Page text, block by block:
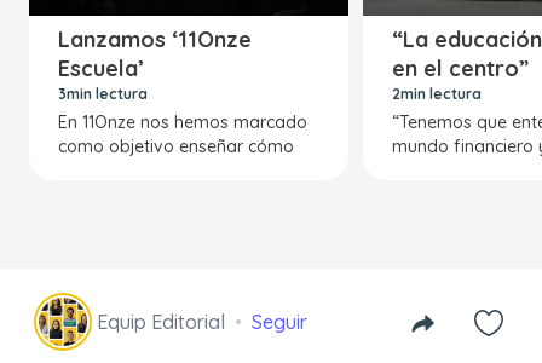
Lanzamos ‘11Onze
Escuela’
3min lectura
En 11Onze nos hemos marcado
como objetivo enseñar cómo
“La
en el centro”
2min lectura
“Tenemos que
mundo financiero
Equip Editorial Seguir